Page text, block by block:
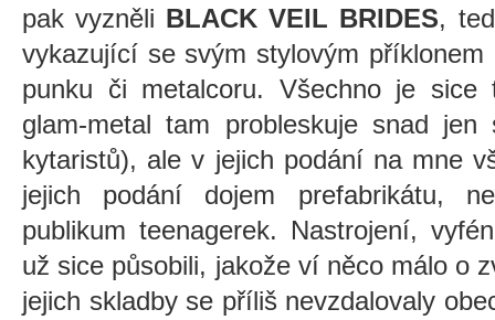
pak vyzněli BLACK VEIL BRIDES,
vykazující se svým stylovým příklonem
punku či metalcoru. Všechno je
glam-metal tam probleskuje snad
kytaristů), ale v jejich podání na mne
jejich podání dojem prefabrikátu,
publikum teenagerek. Nastrojení,
už sice působili, jakože ví něco málo o
jejich skladby se příliš nevzdalovaly